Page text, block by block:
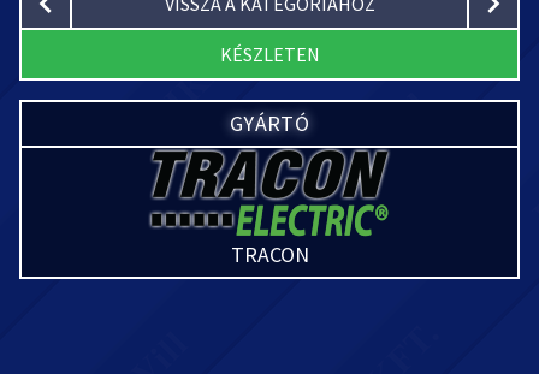
KÉSZLETEN
GYÁRTÓ
TRACON